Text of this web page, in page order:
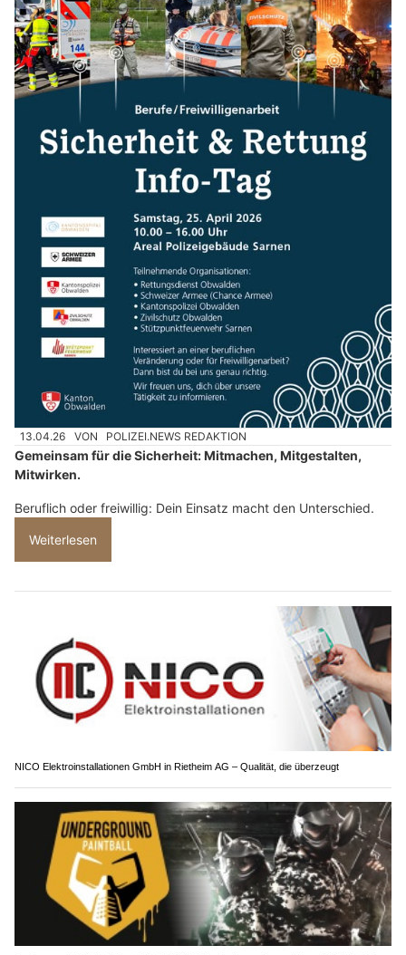
13.04.26 VON POLIZEI.NEWS REDAKTION
Gemeinsam für die Sicherheit: Mitmachen, Mitgestalten,
Mitwirken.
Beruflich oder freiwillig: Dein Einsatz macht den Unterschied.
Weiterlesen
NICO Elektroinstallationen GmbH in Rietheim AG – Qualität, die überzeugt